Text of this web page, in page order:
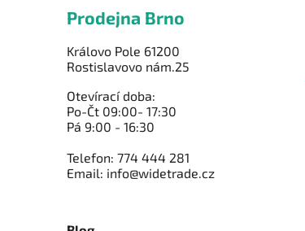
Prodejna Brno
Královo Pole 61200
Rostislavovo nám.25
Otevírací doba:
Po-Čt 09:00- 17:30
Pá 9:00 - 16:30
Telefon: 774 444 281
Email: info@widetrade.cz